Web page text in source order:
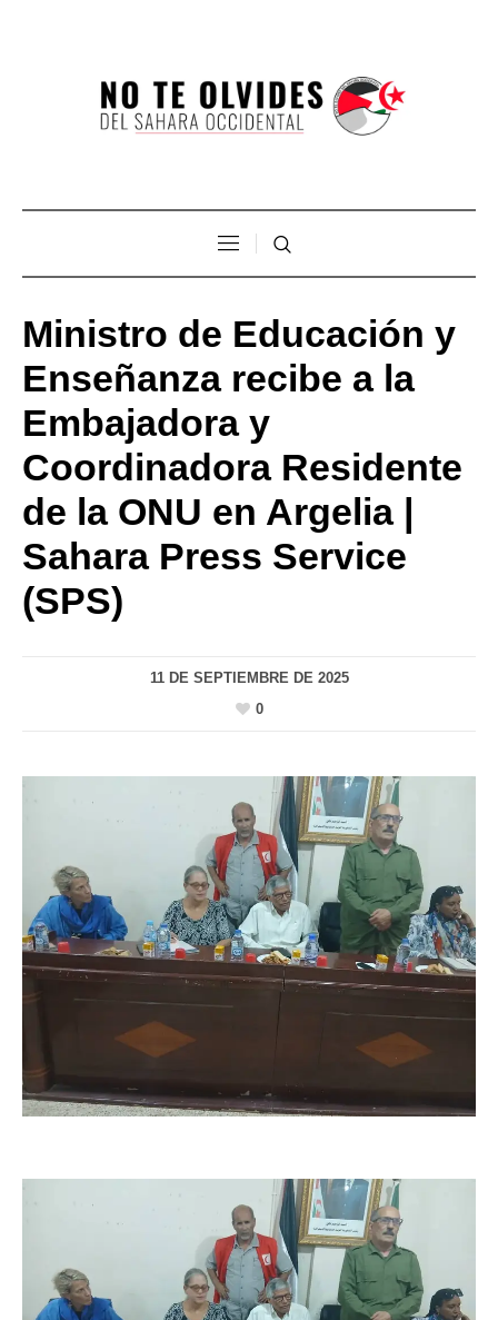
Ministro de Educación y
Enseñanza recibe a la
Embajadora y
Coordinadora Residente
de la ONU en Argelia |
Sahara Press Service
(SPS)
11 DE SEPTIEMBRE DE 2025
0